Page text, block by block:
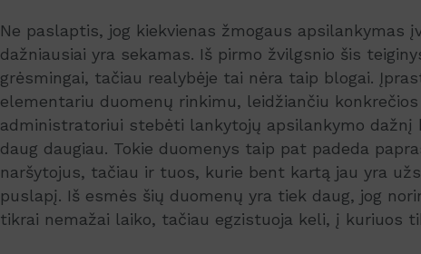
Ne paslaptis, jog kiekvienas žmogaus apsilankymas
dažniausiai yra sekamas. Iš pirmo žvilgsnio šis
grėsmingai, tačiau realybėje tai nėra taip blogai.
elementariu duomenų rinkimu, leidžiančiu
administratoriui stebėti lankytojų apsilankymo dažnį
daug daugiau. Tokie duomenys taip pat padeda
naršytojus, tačiau ir tuos, kurie bent kartą jau yra
puslapį. Iš esmės šių duomenų yra tiek daug, jog
tikrai nemažai laiko, tačiau egzistuoja keli, į kuriuos